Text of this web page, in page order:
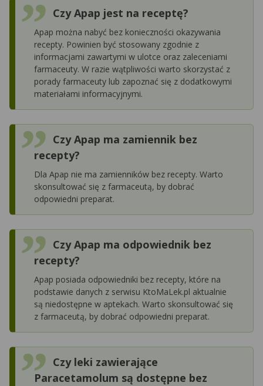
Czy Apap jest na receptę?
Apap można nabyć bez konieczności okazywania
recepty. Powinien być stosowany zgodnie z
informacjami zawartymi w ulotce oraz zaleceniami
farmaceuty. W razie wątpliwości warto skorzystać z
porady farmaceuty lub zapoznać się z dodatkowymi
materiałami informacyjnymi.
Czy Apap ma zamiennik bez
recepty?
Dla Apap nie ma zamienników bez recepty. Warto
skonsultować się z farmaceutą, by dobrać
odpowiedni preparat.
Czy Apap ma odpowiednik bez
recepty?
Apap posiada odpowiedniki bez recepty, które na
podstawie danych z serwisu KtoMaLek.pl aktualnie
są niedostępne w aptekach. Warto skonsultować się
z farmaceutą, by dobrać odpowiedni preparat.
Czy leki zawierające
Paracetamolum są dostępne bez